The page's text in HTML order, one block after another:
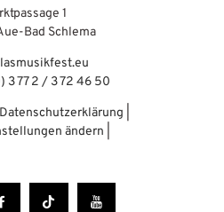
1
Bad Schlema
3 77 2 / 3 72 46 50
Datenschutzerklärung
ändern